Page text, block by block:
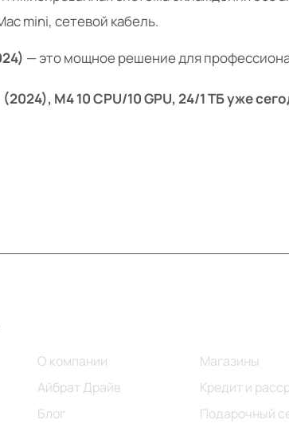
mini, сетевой кабель.
— это мощное решение для
M4 10 CPU/10 GPU, 24/1 ТБ уже
О компании
Айбрат Драйв
Блог
Магазины
Кредит и
Подарочный